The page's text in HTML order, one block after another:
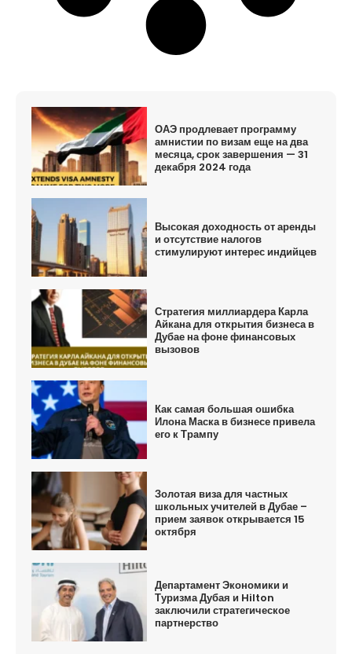
ОАЭ продлевает программу
амнистии по визам еще на два
месяца, срок завершения — 31
декабря 2024 года
Высокая доходность от аренды
и отсутствие налогов
стимулируют интерес индийцев
Стратегия миллиардера Карла
Айкана для открытия бизнеса в
Дубае на фоне финансовых
вызовов
Как самая большая ошибка
Илона Маска в бизнесе привела
его к Трампу
Золотая виза для частных
школьных учителей в Дубае –
прием заявок открывается 15
октября
Департамент Экономики и
Туризма Дубая и Hilton
заключили стратегическое
партнерство